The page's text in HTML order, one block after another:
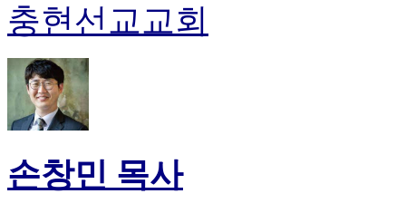
충현선교교회
손창민 목사